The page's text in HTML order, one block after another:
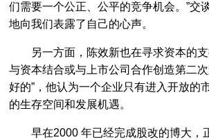
们需要一个公正、公平的竞争机会。”交
地向我们表露了自己的心声。
另一方面，陈效新也在寻求资本的
与资本结合或与上市公司合作创造第二
好的”，他认为一个企业只有进入开放的
的生存空间和发展机遇。
早在2000 年已经完成股改的博大，